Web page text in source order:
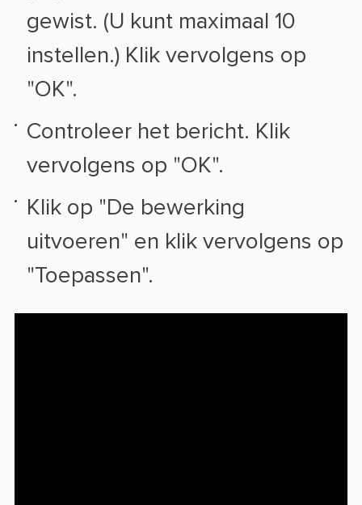
gewist. (U kunt maximaal 10
instellen.) Klik vervolgens op
"OK".
Controleer het bericht. Klik
vervolgens op "OK".
Klik op "De bewerking
uitvoeren" en klik vervolgens op
"Toepassen".